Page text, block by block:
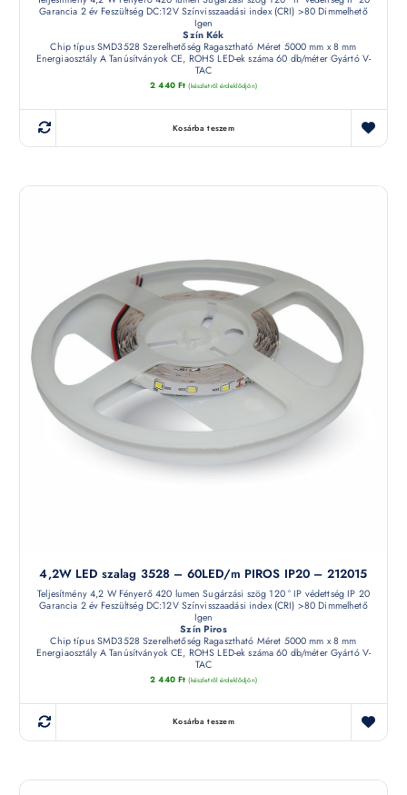
Garancia 2 év Feszültség DC:12V Színvisszaadási index (CRI) >80 Dimmelhető
Igen
Szín Kék
Chip típus SMD3528 Szerelhetőség Ragasztható Méret 5000 mm x 8 mm
Energiaosztály A Tanúsítványok CE, ROHS LED-ek száma 60 db/méter Gyártó V-
TAC
2 440 Ft (készletről érdeklődjön)
Kosárba teszem
4,2W LED szalag 3528 – 60LED/m PIROS IP20 – 212015
Teljesítmény 4,2 W Fényerő 420 lumen Sugárzási szög 120 ° IP védettség IP 20
Garancia 2 év Feszültség DC:12V Színvisszaadási index (CRI) >80 Dimmelhető
Igen
Szín Piros
Chip típus SMD3528 Szerelhetőség Ragasztható Méret 5000 mm x 8 mm
Energiaosztály A Tanúsítványok CE, ROHS LED-ek száma 60 db/méter Gyártó V-
TAC
2 440 Ft (készletről érdeklődjön)
Kosárba teszem